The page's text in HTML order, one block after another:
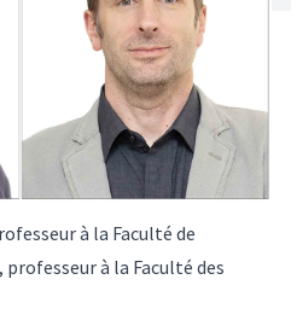
à la Faculté de
à la Faculté des